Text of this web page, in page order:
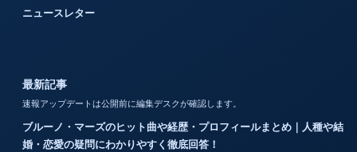
ニュースレター
最新記事
速報アップデートは公開前に編集デスクが確認します。
ブルーノ・マーズのヒット曲や経歴・プロフィールまとめ｜人種や結
婚・恋愛の疑問にわかりやすく徹底回答！